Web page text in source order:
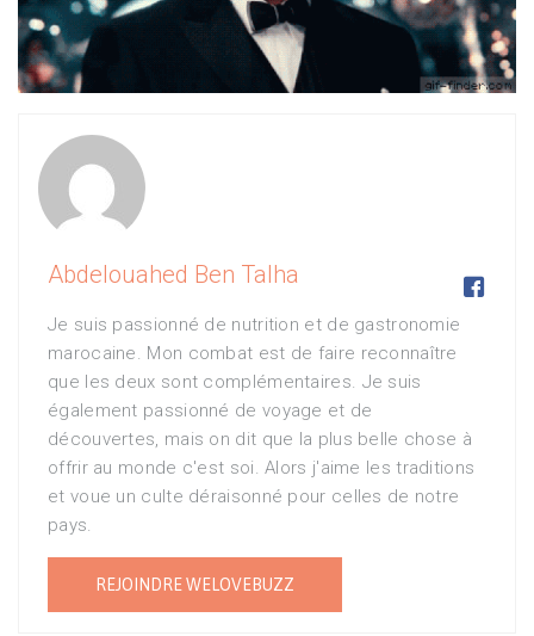
Abdelouahed Ben Talha 
Je suis passionné de nutrition et de gastronomie
marocaine. Mon combat est de faire reconnaître
que les deux sont complémentaires. Je suis
également passionné de voyage et de
découvertes, mais on dit que la plus belle chose à
offrir au monde c'est soi. Alors j'aime les traditions
et voue un culte déraisonné pour celles de notre
pays.
REJOINDRE WELOVEBUZZ